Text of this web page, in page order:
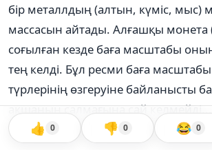
бір металлдың (алтын, күміс, мыс)
массасын айтады. Алғашқы монета
соғылған кезде баға масштабы
тең келді. Бұл ресми баға
түрлерінің өзгеруіне байланысты
ақшаның салмағына сай
👍 0 👎 0 😂 0